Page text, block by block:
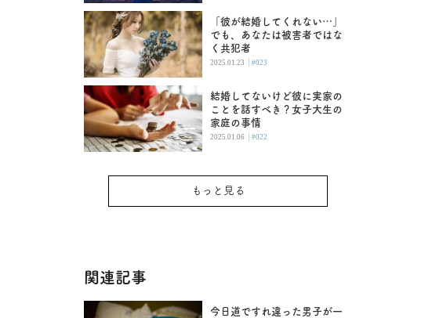
「彼が結婚してくれない…」
でも、あなたは被害者ではな
く共犯者
2025.01.23 | #023
結婚してないけど彼に実家の
ことを話すべき？女子大生の
家庭の事情
2025.01.06 | #022
もっと見る
関連記事
今日道ですれ違った男子が一